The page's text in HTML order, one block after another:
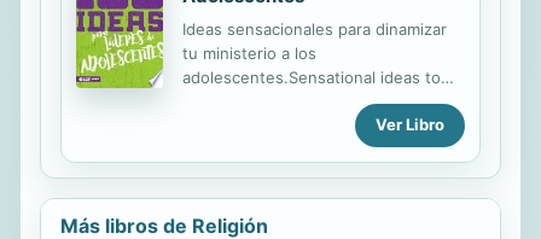
Ideas sensacionales para dinamizar
tu ministerio a los
adolescentes.Sensational ideas to
energize your teens ministry.
Ver Libro
Más libros de Religión